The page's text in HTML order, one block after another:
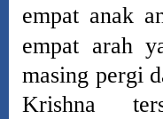
empat anak
empat arah
masing pergi
Krishna